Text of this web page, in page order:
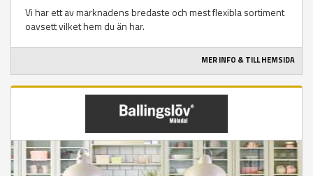
Vi har ett av marknadens bredaste och mest flexibla sortiment
oavsett vilket hem du än har.
MER INFO & TILL HEMSIDA